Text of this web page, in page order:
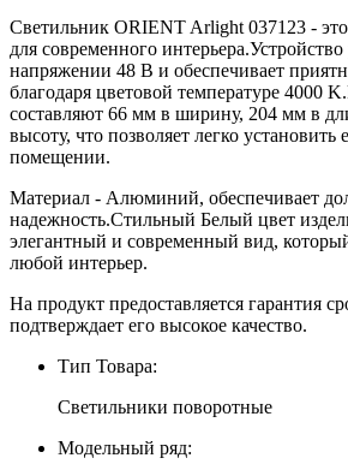
Светильник ORIENT Arlight 037123 -
для современного интерьера.Устройство
напряжении 48 В и обеспечивает
благодаря цветовой температуре 4000
составляют 66 мм в ширину, 204 мм в
высоту, что позволяет легко
помещении.
Материал - Алюминий, обеспечивает
надежность.Стильный Белый цвет
элегантный и современный вид,
любой интерьер.
На продукт предоставляется гарантия
подтверждает его высокое качество.
Тип Товара:
Светильники поворотные
Модельный ряд: